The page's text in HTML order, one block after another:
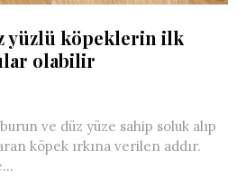
yüzlü köpeklerin ilk
olabilir
ve düz yüze sahip soluk alıp
köpek ırkına verilen addır.